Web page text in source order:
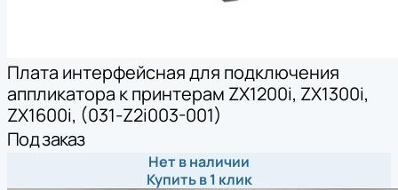
Плата интерфейсная для подключения
аппликатора к принтерам ZX1200i, ZX1300i,
ZX1600i, (031-Z2i003-001)
Под заказ
Нет в наличии
Купить в 1 клик